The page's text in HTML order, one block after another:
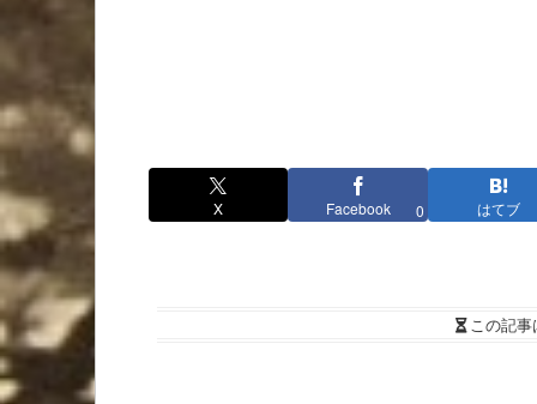
X Facebook 0 はてブ
この記事